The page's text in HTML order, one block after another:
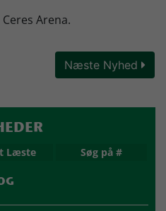
Arena.
Næste Nyhed
Læste Søg på #